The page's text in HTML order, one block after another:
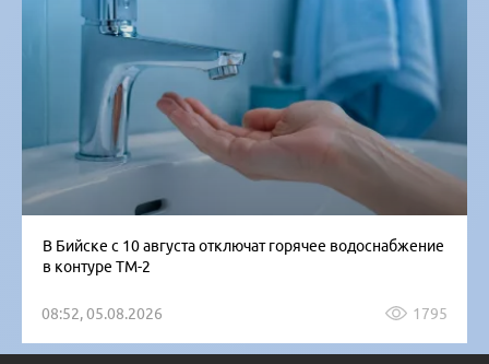
В Бийске с 10 августа отключат горячее водоснабжение
в контуре ТМ-2
08:52, 05.08.2026 1795